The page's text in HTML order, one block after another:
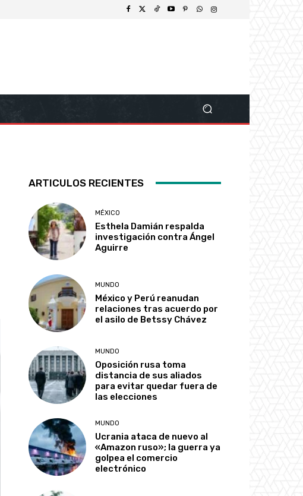
ARTICULOS RECIENTES
MÉXICO
Esthela Damián respalda
investigación contra Ángel
Aguirre
MUNDO
México y Perú reanudan
relaciones tras acuerdo por
el asilo de Betssy Chávez
MUNDO
Oposición rusa toma
distancia de sus aliados
para evitar quedar fuera de
las elecciones
MUNDO
Ucrania ataca de nuevo al
«Amazon ruso»; la guerra ya
golpea el comercio
electrónico